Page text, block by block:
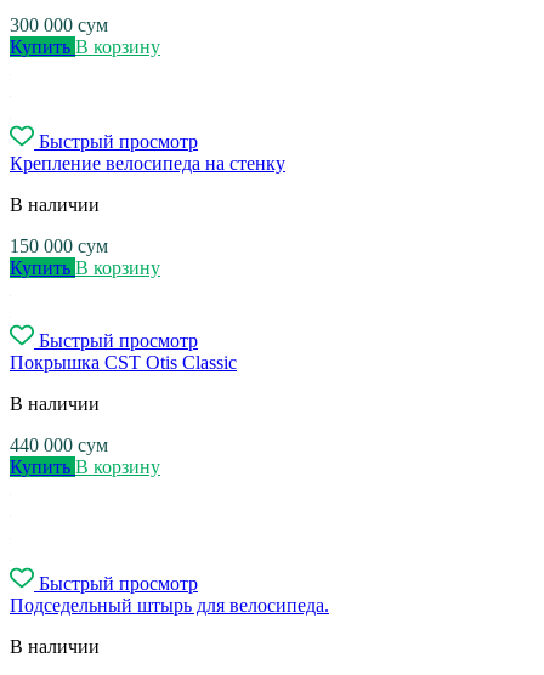
300 000 сум
Купить В корзину
Быстрый просмотр
Крепление велосипеда на стенку
В наличии
150 000 сум
Купить В корзину
Быстрый просмотр
Покрышка CST Otis Classic
В наличии
440 000 сум
Купить В корзину
Быстрый просмотр
Подседельный штырь для велосипеда.
В наличии